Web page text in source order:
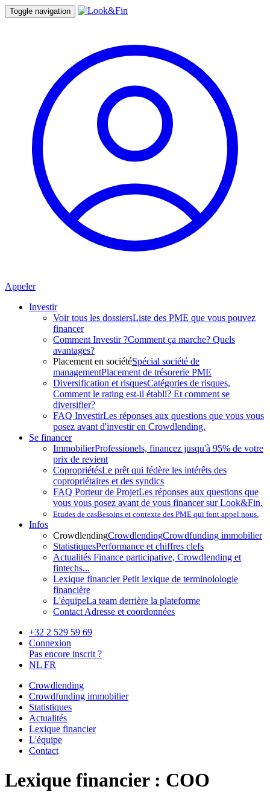
Toggle navigation
Appeler
Investir
Voir tous les dossiersListe des PME que vous pouvez
financer
Comment Investir ?Comment ça marche? Quels
avantages?
Placement en sociétéSpécial société de
managementPlacement de trésorerie PME
Diversification et risquesCatégories de risques,
Comment le rating est-il établi? Et comment se
diversifier?
FAQ InvestirLes réponses aux questions que vous vous
posez avant d'investir en Crowdlending.
Se financer
ImmobilierProfessionels, financez jusqu'à 95% de votre
prix de revient
CopropriétésLe prêt qui fédère les intérêts des
copropriétaires et des syndics
FAQ Porteur de ProjetLes réponses aux questions que
vous vous posez avant de vous financer sur Look&Fin.
Etudes de casBesoins et contexte des PME qui font appel nous.
Infos
CrowdlendingCrowdlendingCrowdfunding immobilier
StatistiquesPerformance et chiffres clefs
Actualités Finance participative, Crowdlending et
fintechs...
Lexique financierPetit lexique de terminolologie
financière
L'équipeLa team derrière la plateforme
Contact Adresse et coordonnées
+32 2 529 59 69
Connexion
Pas encore inscrit ?
NL FR
Crowdlending
Crowdfunding immobilier
Statistiques
Actualités
Lexique financier
L'équipe
Contact
Lexique financier : COO